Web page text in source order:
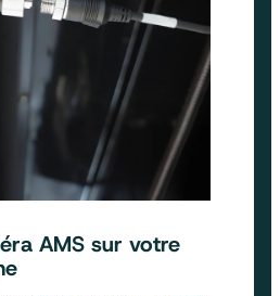
AMS sur votre